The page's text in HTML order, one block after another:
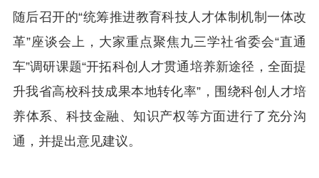
随后召开的“统筹推进教育科技人才体制机制一体改
革”座谈会上，大家重点聚焦九三学社省委会“直通
车”调研课题“开拓科创人才贯通培养新途径，全面提
升我省高校科技成果本地转化率”，围绕科创人才培
养体系、科技金融、知识产权等方面进行了充分沟
通，并提出意见建议。